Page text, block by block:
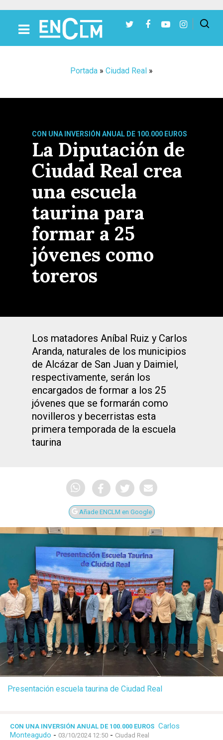
Portada » Ciudad Real »
CON UNA INVERSIÓN ANUAL DE 100.000 EUROS
La Diputación de
Ciudad Real crea
una escuela
taurina para
formar a 25
jóvenes como
toreros
Los matadores Aníbal Ruiz y Carlos
Aranda, naturales de los municipios
de Alcázar de San Juan y Daimiel,
respectivamente, serán los
encargados de formar a los 25
jóvenes que se formarán como
novilleros y becerristas esta
primera temporada de la escuela
taurina
Añade ENCLM en Google
Presentación escuela taurina de Ciudad Real
CON UNA INVERSIÓN ANUAL DE 100.000 EUROS Carlos
Monteagudo - 03/10/2024 12:50 - Ciudad Real